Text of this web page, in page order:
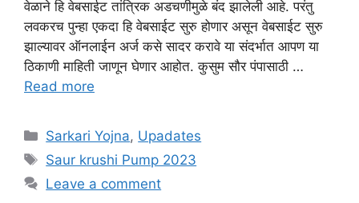
वेळाने हि वेबसाईट तांत्रिक अडचणीमुळे बंद झालेली आहे. परंतु
लवकरच पुन्हा एकदा हि वेबसाईट सुरु होणार असून वेबसाईट सुरु
झाल्यावर ऑनलाईन अर्ज कसे सादर करावे या संदर्भात आपण या
ठिकाणी माहिती जाणून घेणार आहोत. कुसुम सौर पंपासाठी …
Read more
Categories
Sarkari Yojna, Upadates
Tags
Saur krushi Pump 2023
Leave a comment